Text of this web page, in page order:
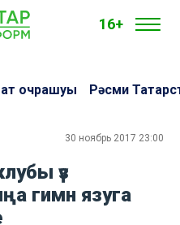
16+
очрашуы Рәсми
30 ноябрь 2017 23:00
үз
гимн язуга